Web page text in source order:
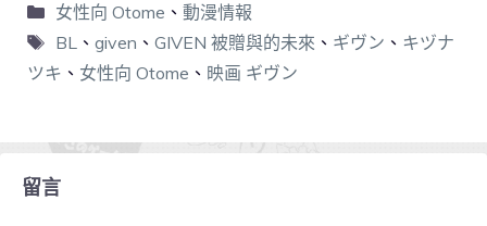
女性向 Otome 、 動漫情報
BL、 given 、 GIVEN 被贈與的未來 、 ギヴン 、 キヅナ
ツキ 、 女性向 Otome 、 映画 ギヴン
留言